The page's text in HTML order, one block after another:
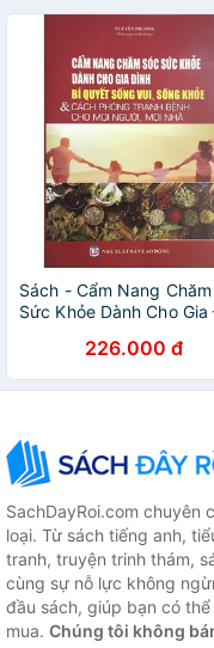
Sách - Cẩm Nang Chăm
Sức Khỏe Dành Cho
Khỏe & Cách Phòng
Bệnh Cho Mọi Người
226.000 đ
SachDayRoi.com chuyên
loại. Từ sách tiếng anh,
tranh, truyện trinh thám,
cùng sự nỗ lực không
đầu sách, giúp bạn có
mua. Chúng tôi không